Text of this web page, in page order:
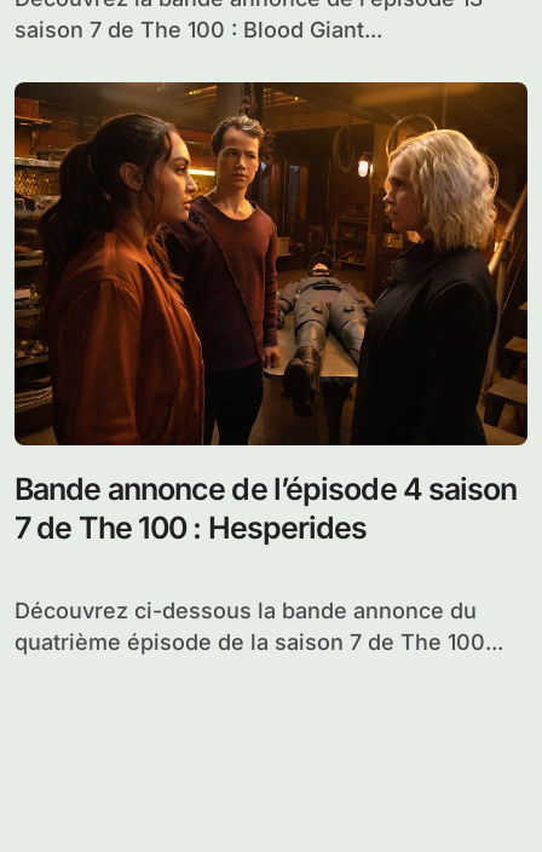
saison 7 de The 100 : Blood Giant...
Bande annonce de l’épisode 4 saison
7 de The 100 : Hesperides
Découvrez ci-dessous la bande annonce du
quatrième épisode de la saison 7 de The 100...